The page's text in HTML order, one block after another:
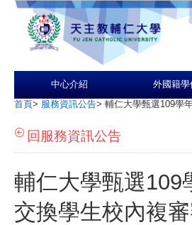
中心介紹 外國籍學
首頁> 服務資訊公告> 輔仁大學甄選109學
回服務資訊公告
輔仁大學甄選109
交換學生校內複